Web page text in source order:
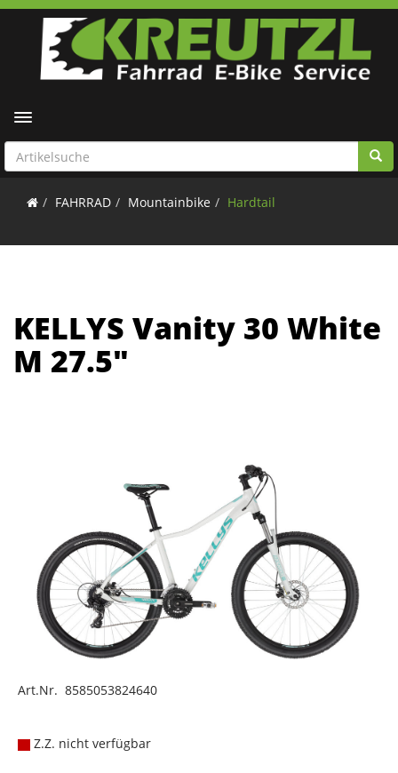
Toggle navigation
FAHRRAD Mountainbike Hardtail
KELLYS Vanity 30 White
M 27.5"
Art.Nr. 8585053824640
Z.Z. nicht verfügbar